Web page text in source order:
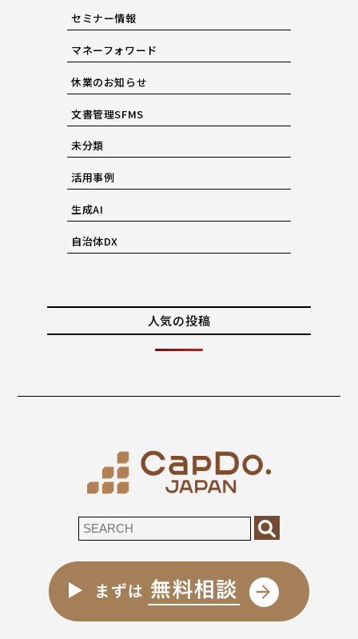
セミナー情報
マネーフォワード
休業のお知らせ
文書管理SFMS
未分類
活用事例
生成AI
自治体DX
人気の投稿